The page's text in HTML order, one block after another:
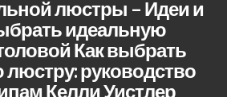
люстры – Идеи и
идеальную
Как выбрать
руководство
Келли Уистлер